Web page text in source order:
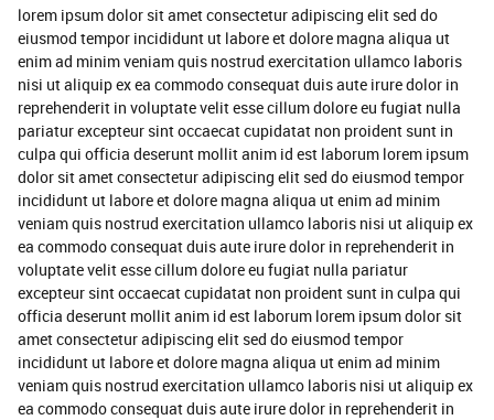
lorem ipsum dolor sit amet consectetur adipiscing elit sed do
eiusmod tempor incididunt ut labore et dolore magna aliqua ut
enim ad minim veniam quis nostrud exercitation ullamco laboris
nisi ut aliquip ex ea commodo consequat duis aute irure dolor in
reprehenderit in voluptate velit esse cillum dolore eu fugiat nulla
pariatur excepteur sint occaecat cupidatat non proident sunt in
culpa qui officia deserunt mollit anim id est laborum lorem ipsum
dolor sit amet consectetur adipiscing elit sed do eiusmod tempor
incididunt ut labore et dolore magna aliqua ut enim ad minim
veniam quis nostrud exercitation ullamco laboris nisi ut aliquip ex
ea commodo consequat duis aute irure dolor in reprehenderit in
voluptate velit esse cillum dolore eu fugiat nulla pariatur
excepteur sint occaecat cupidatat non proident sunt in culpa qui
officia deserunt mollit anim id est laborum lorem ipsum dolor sit
amet consectetur adipiscing elit sed do eiusmod tempor
incididunt ut labore et dolore magna aliqua ut enim ad minim
veniam quis nostrud exercitation ullamco laboris nisi ut aliquip ex
ea commodo consequat duis aute irure dolor in reprehenderit in